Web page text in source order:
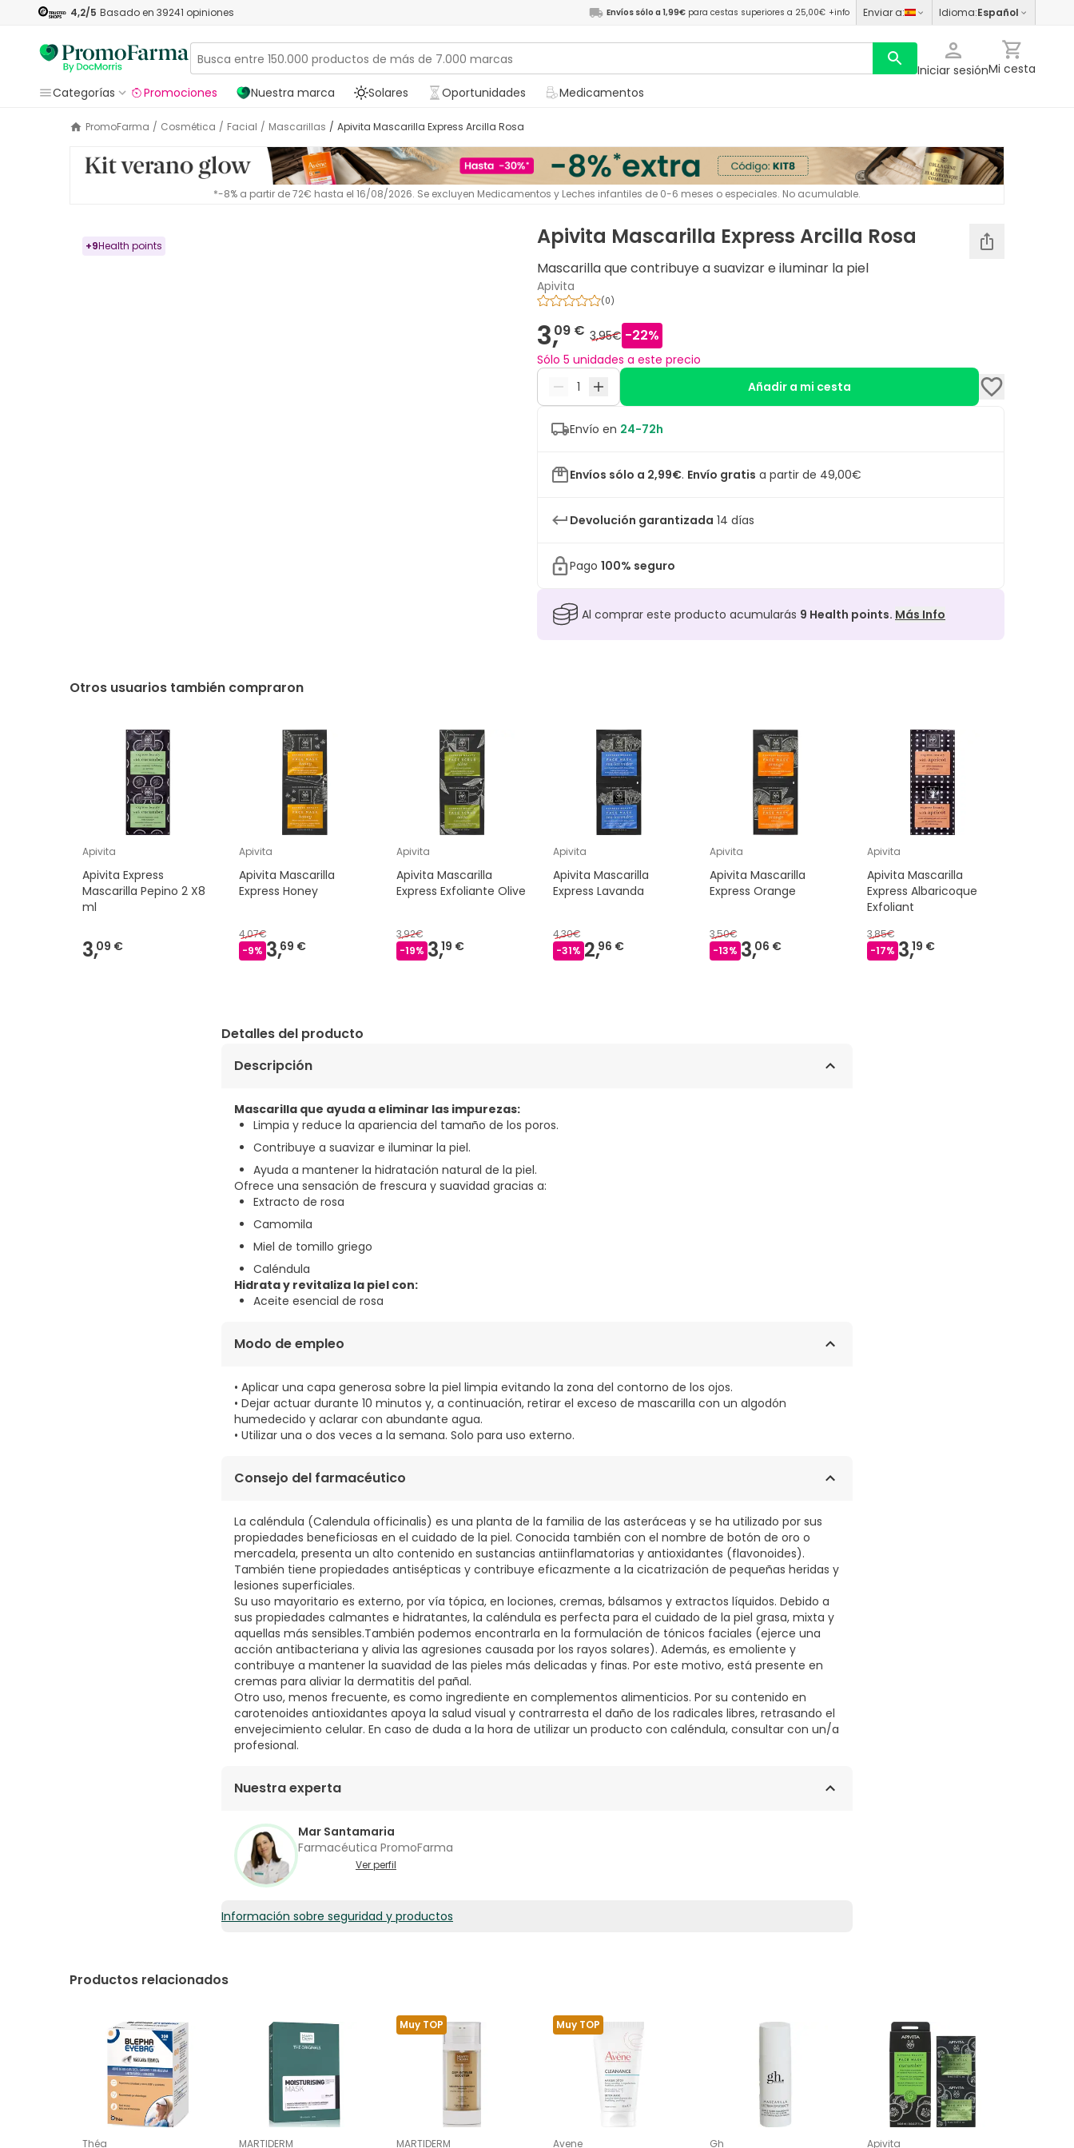
4,2/5 Basado en 39241 opiniones Envíos sólo a 1,99€ para cestas superiores a 25,00€ +info Enviar a: Idioma:Español
Iniciar sesiónMi cesta
Categorías
Promociones Nuestra marca Solares Oportunidades Medicamentos
PromoFarma / Cosmética / Facial / Mascarillas / Apivita Mascarilla Express Arcilla Rosa
*-8% a partir de 72€ hasta el 16/08/2026. Se excluyen Medicamentos y Leches infantiles de 0-6 meses o especiales. No acumulable.
+9Health points Apivita Mascarilla Express Arcilla Rosa
Mascarilla que contribuye a suavizar e iluminar la piel
Apivita
(0)
3,09 € 3,95€ -22%
Sólo 5 unidades a este precio
Añadir a mi cesta
Envío en 24-72h
Envíos sólo a 2,99€. Envío gratis a partir de 49,00€
Devolución garantizada 14 días
Pago 100% seguro
Al comprar este producto acumularás 9 Health points. Más Info
Otros usuarios también compraron
Apivita
Apivita Express
Mascarilla Pepino 2 X8
ml
3,09 €
Apivita
Apivita Mascarilla
Express Honey
4,07€
-9% 3,69 €
Apivita
Apivita Mascarilla
Express Exfoliante Olive
3,92€
-19% 3,19 €
Apivita
Apivita Mascarilla
Express Lavanda
4,30€
-31% 2,96 €
Apivita
Apivita Mascarilla
Express Orange
3,50€
-13% 3,06 €
Apivita
Apivita Mascarilla
Express Albaricoque
Exfoliant
3,85€
-17% 3,19 €
Detalles del producto
Descripción
Mascarilla que ayuda a eliminar las impurezas:
Limpia y reduce la apariencia del tamaño de los poros.
Contribuye a suavizar e iluminar la piel.
Ayuda a mantener la hidratación natural de la piel.
Ofrece una sensación de frescura y suavidad gracias a:
Extracto de rosa
Camomila
Miel de tomillo griego
Caléndula
Hidrata y revitaliza la piel con:
Aceite esencial de rosa
Modo de empleo
• Aplicar una capa generosa sobre la piel limpia evitando la zona del contorno de los ojos.
• Dejar actuar durante 10 minutos y, a continuación, retirar el exceso de mascarilla con un algodón
humedecido y aclarar con abundante agua.
• Utilizar una o dos veces a la semana. Solo para uso externo.
Consejo del farmacéutico
La caléndula (Calendula officinalis) es una planta de la familia de las asteráceas y se ha utilizado por sus
propiedades beneficiosas en el cuidado de la piel. Conocida también con el nombre de botón de oro o
mercadela, presenta un alto contenido en sustancias antiinflamatorias y antioxidantes (flavonoides).
También tiene propiedades antisépticas y contribuye eficazmente a la cicatrización de pequeñas heridas y
lesiones superficiales.
Su uso mayoritario es externo, por vía tópica, en lociones, cremas, bálsamos y extractos líquidos. Debido a
sus propiedades calmantes e hidratantes, la caléndula es perfecta para el cuidado de la piel grasa, mixta y
aquellas más sensibles.También podemos encontrarla en la formulación de tónicos faciales (ejerce una
acción antibacteriana y alivia las agresiones causada por los rayos solares). Además, es emoliente y
contribuye a mantener la suavidad de las pieles más delicadas y finas. Por este motivo, está presente en
cremas para aliviar la dermatitis del pañal.
Otro uso, menos frecuente, es como ingrediente en complementos alimenticios. Por su contenido en
carotenoides antioxidantes apoya la salud visual y contrarresta el daño de los radicales libres, retrasando el
envejecimiento celular. En caso de duda a la hora de utilizar un producto con caléndula, consultar con un/a
profesional.
Nuestra experta
Mar Santamaria
Farmacéutica PromoFarma
Ver perfil
Información sobre seguridad y productos
Productos relacionados
Théa MARTIDERM
Muy TOP
MARTIDERM
Muy TOP
Avene Gh Apivita